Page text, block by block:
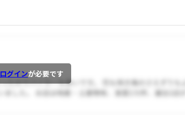
ログインが必要です